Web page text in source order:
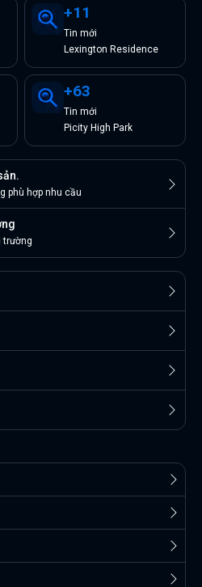
+11
Tin mới
Lexington Residence
+63
Tin mới
Picity High Park
phù hợp nhu cầu
trường